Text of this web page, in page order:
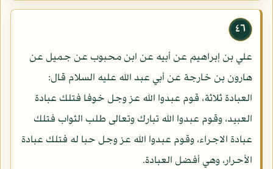
٤٦
علي بن إبراهيم عن أبيه عن ابن محبوب عن جميل عن
هارون بن خارجة عن أبي عبد الله عليه السلام قال:
العبادة ثلاثة، قوم عبدوا الله عز وجل خوفا فتلك عبادة
العبيد، وقوم عبدوا الله تبارك وتعالى طلب الثواب فتلك
عبادة الاجراء، وقوم عبدوا الله عز وجل حبا له فتلك عبادة
الأحرار، وهي أفضل العبادة.